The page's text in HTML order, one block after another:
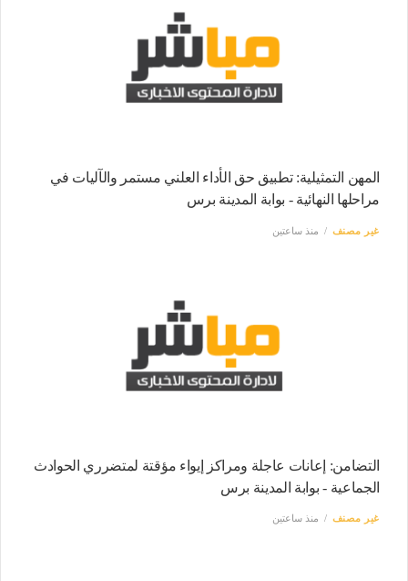
المهن التمثيلية: تطبيق حق الأداء العلني مستمر والآليات في
مراحلها النهائية - بوابة المدينة برس
غير مصنف منذ ساعتين
التضامن: إعانات عاجلة ومراكز إيواء مؤقتة لمتضرري الحوادث
الجماعية - بوابة المدينة برس
غير مصنف منذ ساعتين